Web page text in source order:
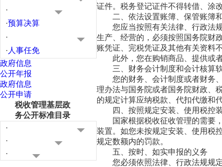
·
·预算决算
·
· 人事任免
政府信息
公开年报
政府信息
公开申请
税收管理基层政
务公开标准目录
·
·
·
证件。税务登记证件不得转借、
二、依法设置账簿、保管账簿和
您应当按照有关法律、行政法规
生产、经营的，必须按照国务院财
账凭证、完税凭证及其他有关资料
此外，您在购销商品、提供或者
三、财务会计制度和会计核算
您的财务、会计制度或者财务、
理办法与国务院或者国务院财政、
的规定计算应纳税款、代扣代缴和
四、按照规定安装、使用税控
国家根据税收征收管理的需要，
装置。如您未按规定安装、使用税
规定数额内的罚款。
五、按时、如实申报的义务
您必须依照法律、行政法规规定